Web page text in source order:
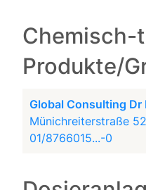
Chemisch-
Produkte/
Global Consulting Dr
Münichreiterstraße 52
01/8766015...-0